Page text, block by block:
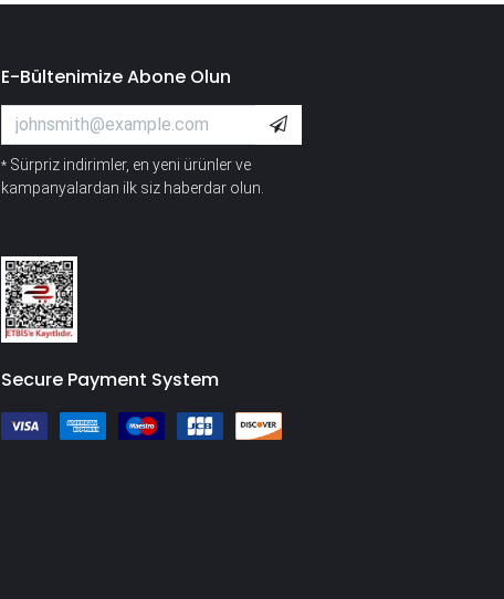
E-Bültenimize Abone Olun
* Sürpriz indirimler, en yeni ürünler ve
kampanyalardan ilk siz haberdar olun.
Secure Payment System